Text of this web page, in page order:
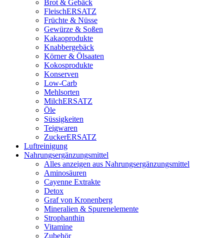
Brot & Gebäck
FleischERSATZ
Früchte & Nüsse
Gewürze & Soßen
Kakaoprodukte
Knabbergebäck
Körner & Ölsaaten
Kokosprodukte
Konserven
Low-Carb
Mehlsorten
MilchERSATZ
Öle
Süssigkeiten
Teigwaren
ZuckerERSATZ
Luftreinigung
Nahrungsergänzungsmittel
Alles anzeigen aus Nahrungsergänzungsmittel
Aminosäuren
Cayenne Extrakte
Detox
Graf von Kronenberg
Mineralien & Spurenelemente
Strophanthin
Vitamine
Zubehör